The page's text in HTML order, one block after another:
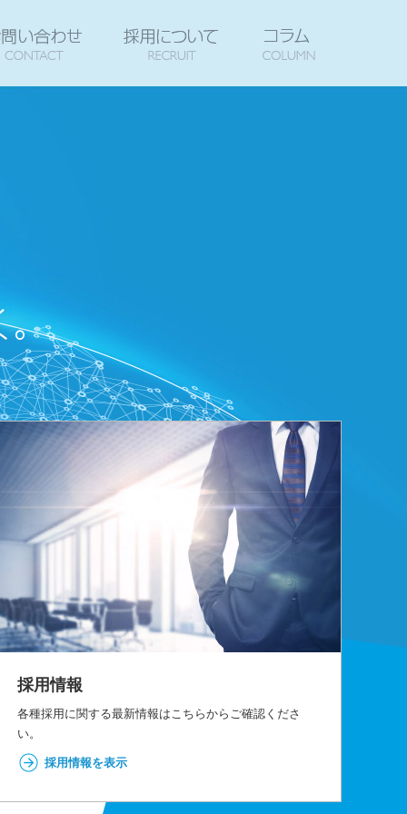
& SERVICE
COMPANY お問い合わせCONTACT採用について
採用情報
各種採用に関する最新情報はこちらからご確認くださ
い。
採用情報を表示